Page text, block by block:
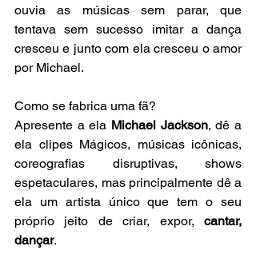
ouvia as músicas sem parar, que
tentava sem sucesso imitar a dança
cresceu e junto com ela cresceu o amor
por Michael.
Como se fabrica uma fã?
Apresente a ela Michael Jackson, dê a
ela clipes Mágicos, músicas icônicas,
coreografias disruptivas, shows
espetaculares, mas principalmente dê a
ela um artista único que tem o seu
próprio jeito de criar, expor, cantar,
dançar.